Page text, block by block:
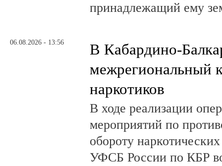
принадлежащий ему
06.08.2026 - 13:56
В Кабардино-
межрегиональный
наркотиков
В ходе реализации
мероприятий по
обороту
УФСБ России по КБР